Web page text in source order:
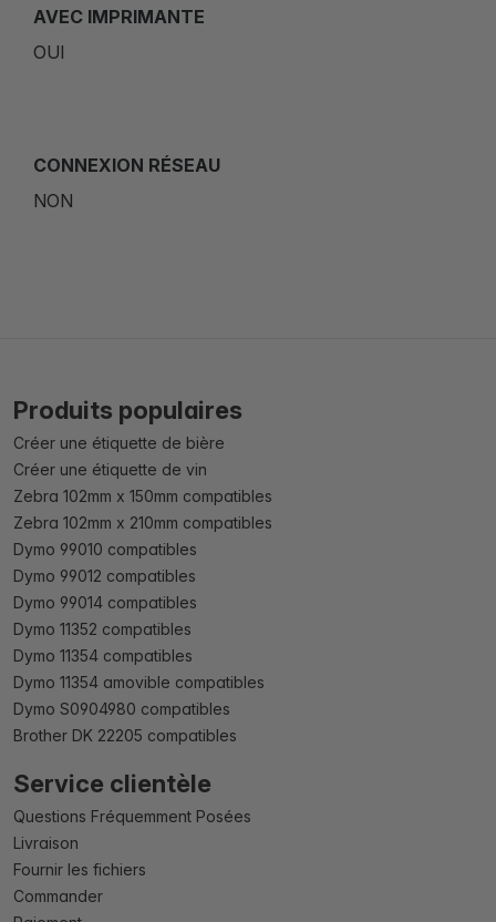
AVEC IMPRIMANTE
OUI
CONNEXION RÉSEAU
NON
Produits populaires
Créer une étiquette de bière
Créer une étiquette de vin
Zebra 102mm x 150mm compatibles
Zebra 102mm x 210mm compatibles
Dymo 99010 compatibles
Dymo 99012 compatibles
Dymo 99014 compatibles
Dymo 11352 compatibles
Dymo 11354 compatibles
Dymo 11354 amovible compatibles
Dymo S0904980 compatibles
Brother DK 22205 compatibles
Service clientèle
Questions Fréquemment Posées
Livraison
Fournir les fichiers
Commander